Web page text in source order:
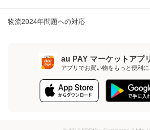
物流2024年問題への対応
au PAY マーケットアプ
アプリでお買い物をもっと便利に